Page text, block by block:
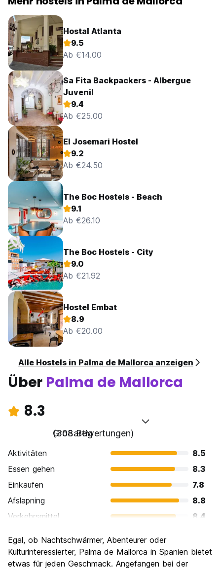
Hostal Atlanta
9.5
Ab €14.00
Sa Fita Backpackers - Albergue
Juvenil
9.4
Ab €25.00
El Josemari Hostel
9.2
Ab €24.50
The Boc Hostels - Beach
9.1
Ab €26.10
The Boc Hostels - City
9.0
Ab €21.92
Hostel Embat
8.9
Ab €20.00
Alle Hostels in Palma de Mallorca anzeigen
Über Palma de Mallorca
8.3
Großartig
(308 Bewertungen)
Aktivitäten
8.5
Essen gehen
8.3
Einkaufen
7.8
Afslapning
8.8
Verkehrsmittel
8.4
Kultur
8.0
Nachtleben / Party
Egal, ob Nachtschwärmer, Abenteurer oder
Kulturinteressierter, Palma de Mallorca in Spanien bietet
etwas für jeden Geschmack. Angefangen bei der